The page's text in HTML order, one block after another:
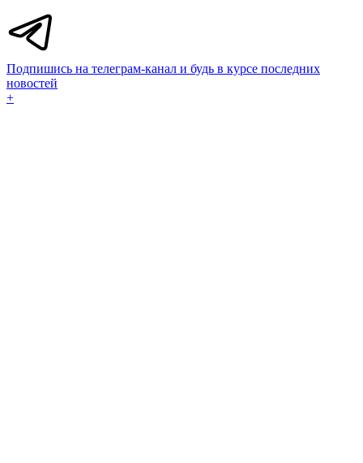
Подпишись на телеграм-канал и будь в курсе последних
новостей
+